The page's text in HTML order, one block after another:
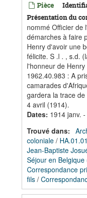
Pièce
Présentation du
nommé Officier de
démarches à faire
Henry d'avoir une
félicite. S .l . , s.d.
l'honneur de
1962.40.983 : A
camarades
gardera la trace
4 avril (1914).
Dates: 1914 janv.
Trouvé dans:
coloniale /
Jean-Baptiste
Séjour en
Correspondance
fils /